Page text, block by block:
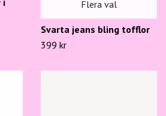
i
Flera val
Svarta jeans bling tofflor
399 kr